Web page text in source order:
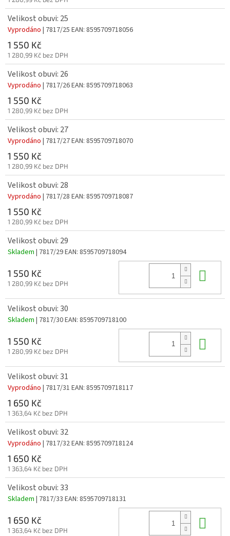
Velikost obuvi: 25
Vyprodáno | 7817/25 EAN: 8595709718056
1 550 Kč
1 280,99 Kč bez DPH
Velikost obuvi: 26
Vyprodáno | 7817/26EAN: 8595709718063
1 550 Kč
1 280,99 Kč bez DPH
Velikost obuvi: 27
Vyprodáno | 7817/27EAN: 8595709718070
1 550 Kč
1 280,99 Kč bez DPH
Velikost obuvi: 28
Vyprodáno | 7817/28 EAN: 8595709718087
1 550 Kč
1 280,99 Kč bez DPH
Velikost obuvi: 29
Skladem | 7817/29EAN: 8595709718094
1 550 Kč
1 280,99 Kč bez DPH
Velikost obuvi: 30
Skladem | 7817/30EAN: 8595709718100
1 550 Kč
1 280,99 Kč bez DPH
Velikost obuvi: 31
Vyprodáno | 7817/31 EAN: 8595709718117
1 650 Kč
1 363,64 Kč bez DPH
Velikost obuvi: 32
Vyprodáno | 7817/32EAN: 8595709718124
1 650 Kč
1 363,64 Kč bez DPH
Velikost obuvi: 33
Skladem | 7817/33 EAN: 8595709718131
1 650 Kč
1 363,64 Kč bez DPH